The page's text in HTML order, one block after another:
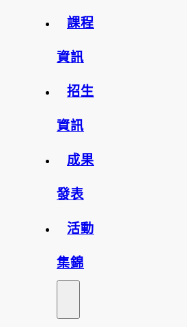
課程
資訊
招生
資訊
成果
發表
活動
集錦